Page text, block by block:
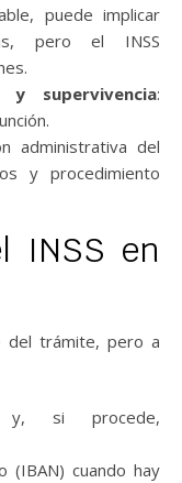
puede implicar
pero el INSS
y supervivencia:
administrativa del
y procedimiento
INSS en
del trámite, pero a
y, si procede,
(IBAN) cuando hay